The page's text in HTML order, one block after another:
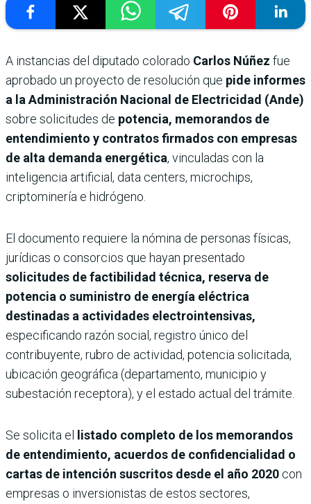
A instancias del diputado colorado Carlos Núñez fue
aprobado un proyecto de resolución que pide informes
a la Administración Nacional de Electricidad (Ande)
sobre solicitudes de potencia, memorandos de
entendimiento y contratos firmados con empresas
de alta demanda energética, vinculadas con la
inteligencia artificial, data centers, microchips,
criptominería e hidrógeno.
El documento requiere la nómina de personas físicas,
jurídicas o consorcios que hayan presentado
solicitudes de factibilidad técnica, reserva de
potencia o suministro de energía eléctrica
destinadas a actividades electrointensivas,
especificando razón social, registro único del
contribuyente, rubro de actividad, potencia solicitada,
ubicación geográfica (departamento, municipio y
subestación receptora), y el estado actual del trámite.
Se solicita el listado completo de los memorandos
de entendimiento, acuerdos de confidencialidad o
cartas de intención suscritos desde el año 2020 con
empresas o inversionistas de estos sectores,